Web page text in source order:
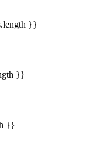
}}
}}
}}